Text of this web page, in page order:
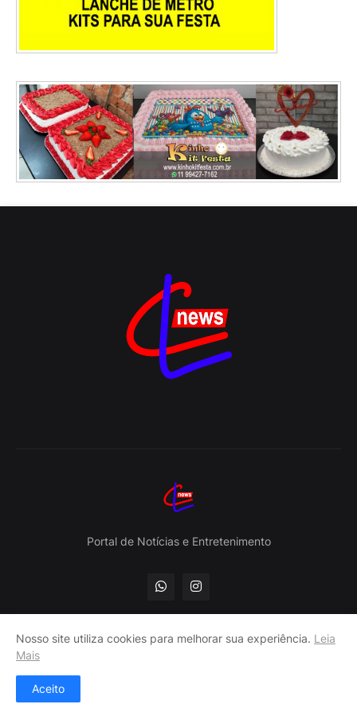
Portal de Notícias e Entretenimento
CL news © 2023 - 2026 | São Paulo-SP -
Nosso site utiliza cookies para melhorar sua experiência. Leia
Mais
Aceito